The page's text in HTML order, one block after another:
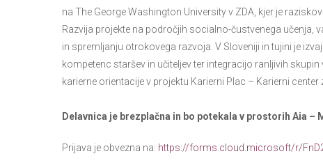
na The George Washington University v ZDA, kjer je
Razvija projekte na področjih socialno-čustvenega učenja,
in spremljanju otrokovega razvoja. V Sloveniji in tujini je
kompetenc staršev in učiteljev ter integracijo ranljivih
karierne orientacije v projektu Karierni Plac – Karierni center
Delavnica je brezplačna in bo potekala v prostorih Aia –
Prijava je obvezna na: https://forms.cloud.microsoft/r/